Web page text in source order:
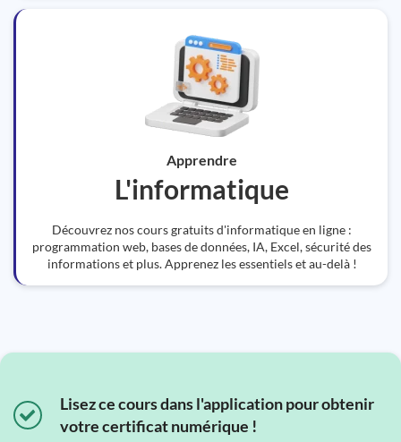
Apprendre
L'informatique
Découvrez nos cours gratuits d'informatique en ligne :
programmation web, bases de données, IA, Excel, sécurité des
informations et plus. Apprenez les essentiels et au-delà !
Lisez ce cours dans l'application pour obtenir
votre certificat numérique !